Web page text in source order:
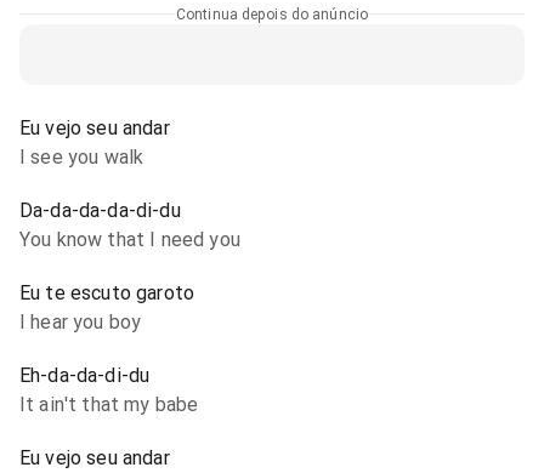
Continua depois do anúncio
Eu vejo seu andar
I see you walk
Da-da-da-da-di-du
You know that I need you
Eu te escuto garoto
I hear you boy
Eh-da-da-di-du
It ain't that my babe
Eu vejo seu andar